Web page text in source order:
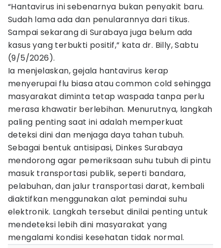
“Hantavirus ini sebenarnya bukan penyakit baru.
Sudah lama ada dan penularannya dari tikus.
Sampai sekarang di Surabaya juga belum ada
kasus yang terbukti positif,” kata dr. Billy, Sabtu
(9/5/2026).
Ia menjelaskan, gejala hantavirus kerap
menyerupai flu biasa atau common cold sehingga
masyarakat diminta tetap waspada tanpa perlu
merasa khawatir berlebihan. Menurutnya, langkah
paling penting saat ini adalah memperkuat
deteksi dini dan menjaga daya tahan tubuh.
Sebagai bentuk antisipasi, Dinkes Surabaya
mendorong agar pemeriksaan suhu tubuh di pintu
masuk transportasi publik, seperti bandara,
pelabuhan, dan jalur transportasi darat, kembali
diaktifkan menggunakan alat pemindai suhu
elektronik. Langkah tersebut dinilai penting untuk
mendeteksi lebih dini masyarakat yang
mengalami kondisi kesehatan tidak normal.